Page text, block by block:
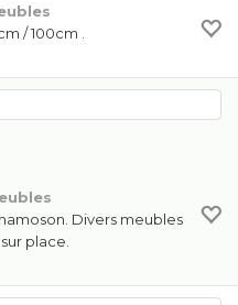
/ 100cm .
Divers meubles
place.